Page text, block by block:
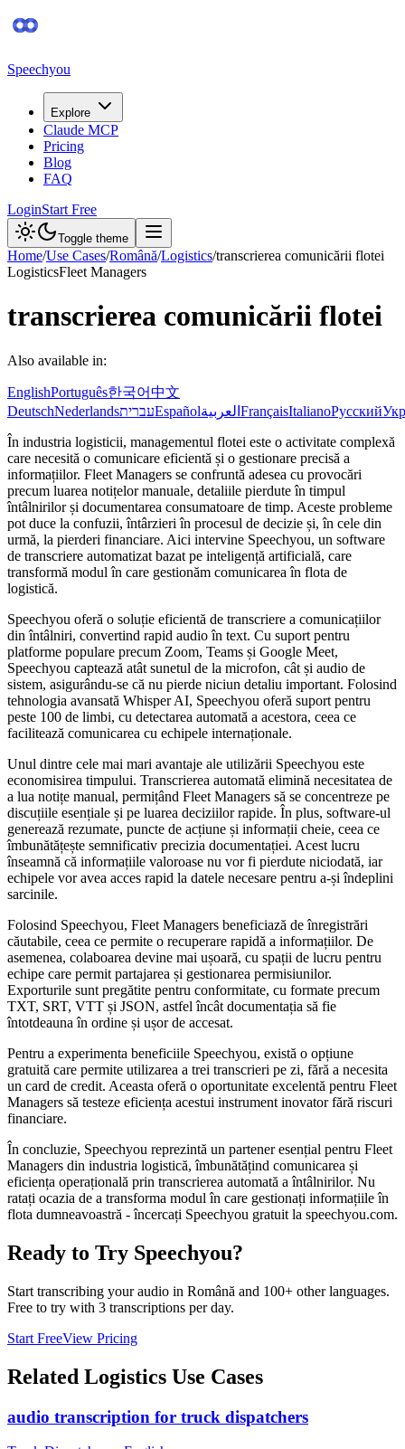
Speechyou
Explore
Claude MCP
Pricing
Blog
FAQ
LoginStart Free
Toggle theme
Home/Use Cases/Română/Logistics/transcrierea comunicării flotei
LogisticsFleet Managers
transcrierea comunicării flotei
Also available in:
EnglishPortuguês한국어中文
DeutschNederlandsעבריתEspañolالعربية FrançaisItalianoРусский
În industria logisticii, managementul flotei este o activitate complexă
care necesită o comunicare eficientă și o gestionare precisă a
informațiilor. Fleet Managers se confruntă adesea cu provocări
precum luarea notițelor manuale, detaliile pierdute în timpul
întâlnirilor și documentarea consumatoare de timp. Aceste probleme
pot duce la confuzii, întârzieri în procesul de decizie și, în cele din
urmă, la pierderi financiare. Aici intervine Speechyou, un software
de transcriere automatizat bazat pe inteligență artificială, care
transformă modul în care gestionăm comunicarea în flota de
logistică.
Speechyou oferă o soluție eficientă de transcriere a comunicațiilor
din întâlniri, convertind rapid audio în text. Cu suport pentru
platforme populare precum Zoom, Teams și Google Meet,
Speechyou captează atât sunetul de la microfon, cât și audio de
sistem, asigurându-se că nu pierde niciun detaliu important. Folosind
tehnologia avansată Whisper AI, Speechyou oferă suport pentru
peste 100 de limbi, cu detectarea automată a acestora, ceea ce
facilitează comunicarea cu echipele internaționale.
Unul dintre cele mai mari avantaje ale utilizării Speechyou este
economisirea timpului. Transcrierea automată elimină necesitatea de
a lua notițe manual, permițând Fleet Managers să se concentreze pe
discuțiile esențiale și pe luarea deciziilor rapide. În plus, software-ul
generează rezumate, puncte de acțiune și informații cheie, ceea ce
îmbunătățește semnificativ precizia documentației. Acest lucru
înseamnă că informațiile valoroase nu vor fi pierdute niciodată, iar
echipele vor avea acces rapid la datele necesare pentru a-și îndeplini
sarcinile.
Folosind Speechyou, Fleet Managers beneficiază de înregistrări
căutabile, ceea ce permite o recuperare rapidă a informațiilor. De
asemenea, colaboarea devine mai ușoară, cu spații de lucru pentru
echipe care permit partajarea și gestionarea permisiunilor.
Exporturile sunt pregătite pentru conformitate, cu formate precum
TXT, SRT, VTT și JSON, astfel încât documentația să fie
întotdeauna în ordine și ușor de accesat.
Pentru a experimenta beneficiile Speechyou, există o opțiune
gratuită care permite utilizarea a trei transcrieri pe zi, fără a necesita
un card de credit. Aceasta oferă o oportunitate excelentă pentru Fleet
Managers să testeze eficiența acestui instrument inovator fără riscuri
financiare.
În concluzie, Speechyou reprezintă un partener esențial pentru Fleet
Managers din industria logistică, îmbunătățind comunicarea și
eficiența operațională prin transcrierea automată a întâlnirilor. Nu
ratați ocazia de a transforma modul în care gestionați informațiile în
flota dumneavoastră - încercați Speechyou gratuit la speechyou.com.
Ready to Try Speechyou?
Start transcribing your audio in Română and 100+ other languages.
Free to try with 3 transcriptions per day.
Start FreeView Pricing
Related Logistics Use Cases
audio transcription for truck dispatchers